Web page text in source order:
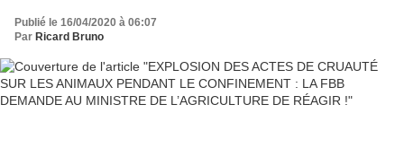
L’AGRICULTURE DE RÉAGIR !
Publié le 16/04/2020 à 06:07
Par Ricard Bruno